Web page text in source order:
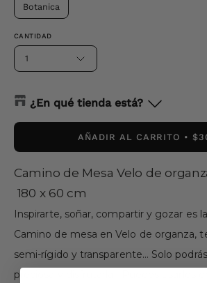
Botanica
CANTIDAD
1
¿En qué tienda está?
AÑADIR AL CARRITO
Camino de Mesa Velo de
180 x 60 cm
Inspirarte, soñar, compartir y gozar es
Camino de mesa en Velo de organza,
semi-rígido y transparente… Solo
preciosa y disfrutarla!
Puedes usarlos